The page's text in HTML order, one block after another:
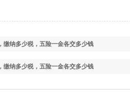
缴纳多少税，五险一金各交多少钱
缴纳多少税，五险一金各交多少钱